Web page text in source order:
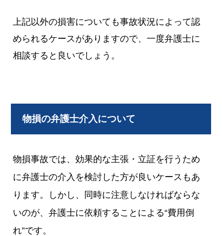
上記以外の損害についても事故状況によって認
められるケースがありますので、一度弁護士に
相談すると良いでしょう。
物損の弁護士介入について
物損事故では、効果的な主張・立証を行うため
に弁護士の介入を検討した方が良いケースもあ
ります。しかし、同時に注意しなければならな
いのが、弁護士に依頼することによる“費用倒
れ”です。